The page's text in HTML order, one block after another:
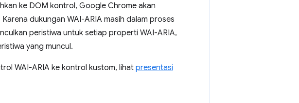
ke DOM kontrol, Google Chrome akan
dukungan WAI-ARIA masih dalam proses
peristiwa untuk setiap properti WAI-ARIA,
yang muncul.
WAI-ARIA ke kontrol kustom, lihat presentasi